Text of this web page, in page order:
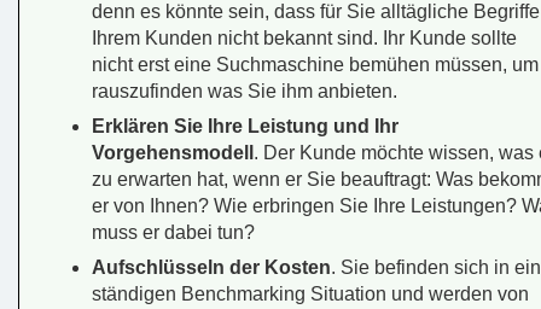
denn es könnte sein, dass für Sie alltägliche Begriffe
Ihrem Kunden nicht bekannt sind. Ihr Kunde sollte
nicht erst eine Suchmaschine bemühen müssen, um
rauszufinden was Sie ihm anbieten.
Erklären Sie Ihre Leistung und Ihr
Vorgehensmodell . Der Kunde möchte wissen, was
zu erwarten hat, wenn er Sie beauftragt: Was
er von Ihnen? Wie erbringen Sie Ihre Leistungen?
muss er dabei tun?
Aufschlüsseln der Kosten. Sie befinden sich in
ständigen Benchmarking Situation und werden von